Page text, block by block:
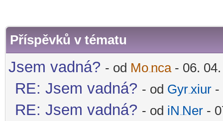
Příspěvků v tématu
Jsem vadná? - od Mo -diskusni-forum-
nca- 06. 04.
RE: Jsem vadná? - od Gyr -diskusni-forum-
xiur -
RE: Jsem vadná? - od iN -diskusni-forum-
Ner -